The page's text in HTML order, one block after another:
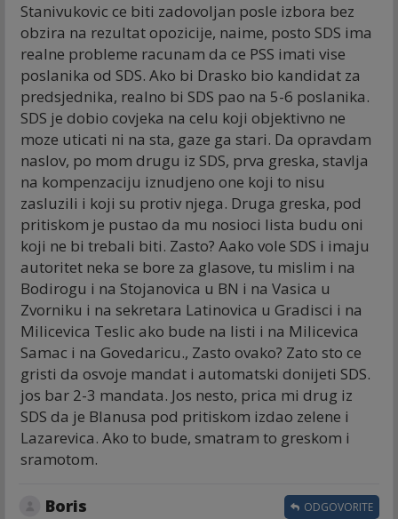
Stanivukovic ce biti zadovoljan posle izbora bez
obzira na rezultat opozicije, naime, posto SDS ima
realne probleme racunam da ce PSS imati vise
poslanika od SDS. Ako bi Drasko bio kandidat za
predsjednika, realno bi SDS pao na 5-6 poslanika.
SDS je dobio covjeka na celu koji objektivno ne
moze uticati ni na sta, gaze ga stari. Da opravdam
naslov, po mom drugu iz SDS, prva greska, stavlja
na kompenzaciju iznudjeno one koji to nisu
zasluzili i koji su protiv njega. Druga greska, pod
pritiskom je pustao da mu nosioci lista budu oni
koji ne bi trebali biti. Zasto? Aako vole SDS i imaju
autoritet neka se bore za glasove, tu mislim i na
Bodirogu i na Stojanovica u BN i na Vasica u
Zvorniku i na sekretara Latinovica u Gradisci i na
Milicevica Teslic ako bude na listi i na Milicevica
Samac i na Govedaricu., Zasto ovako? Zato sto ce
gristi da osvoje mandat i automatski donijeti SDS.
jos bar 2-3 mandata. Jos nesto, prica mi drug iz
SDS da je Blanusa pod pritiskom izdao zelene i
Lazarevica. Ako to bude, smatram to greskom i
sramotom.
Boris ODGOVORITE